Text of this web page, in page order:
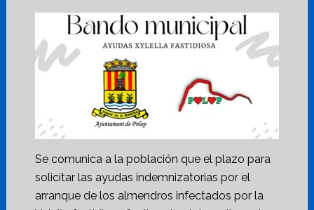
Se comunica a la población que el plazo para
solicitar las ayudas indemnizatorias por el
arranque de los almendros infectados por la